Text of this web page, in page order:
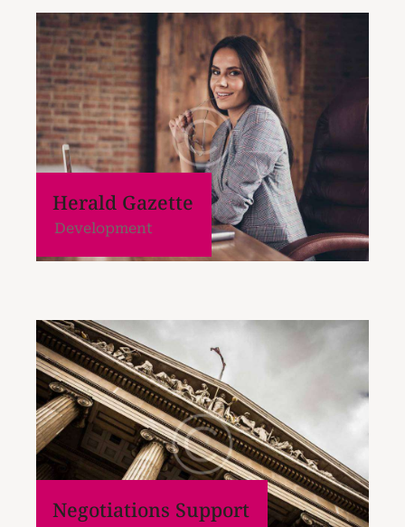
Herald Gazette
Development
Negotiations Support